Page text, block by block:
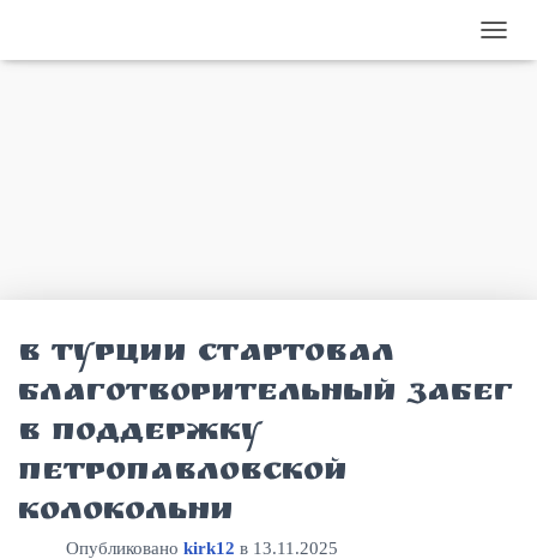
В Турции стартовал
благотворительный забег
в поддержку
Петропавловской
колокольни
Опубликовано kirk12 в 13.11.2025